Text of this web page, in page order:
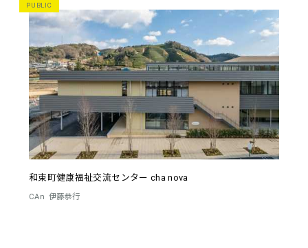
PUBLIC
和束町健康福祉交流センター cha nova
CAn 伊藤恭行